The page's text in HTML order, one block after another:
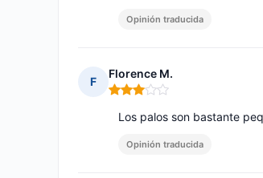
Opinión traducida
F
Florence M.
Nota: 3 de 5
Los palos son bastante
Opinión traducida